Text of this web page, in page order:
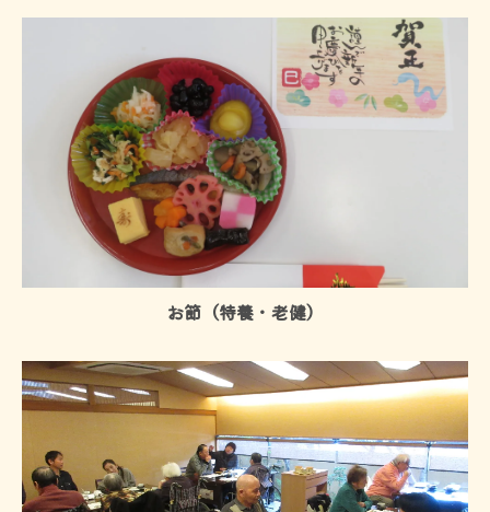
お節（特養・老健）